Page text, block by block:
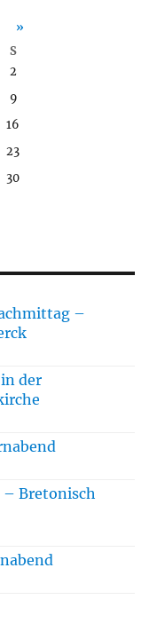
»
S
2
9
16
23
30
–
der
– Bretonisch